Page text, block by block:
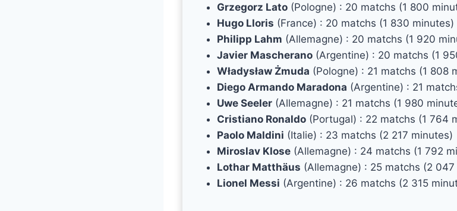
Grzegorz Lato (Pologne) : 20 matchs (1 800
Hugo Lloris (France) : 20 matchs (1 830 minutes)
Philipp Lahm (Allemagne) : 20 matchs (1 920
Javier Mascherano (Argentine) : 20 matchs (1
Władysław Żmuda (Pologne) : 21 matchs (1 808
Diego Armando Maradona (Argentine) : 21
Uwe Seeler (Allemagne) : 21 matchs (1 980
Cristiano Ronaldo (Portugal) : 22 matchs (1 764
Paolo Maldini (Italie) : 23 matchs (2 217 minutes)
Miroslav Klose (Allemagne) : 24 matchs (1 792
Lothar Matthäus (Allemagne) : 25 matchs (2
Lionel Messi (Argentine) : 26 matchs (2 315